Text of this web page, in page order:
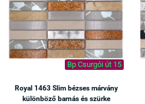
Bp Csurgói út 15
Royal 1463 Slim bézses márvány
különböző barnás és szürke